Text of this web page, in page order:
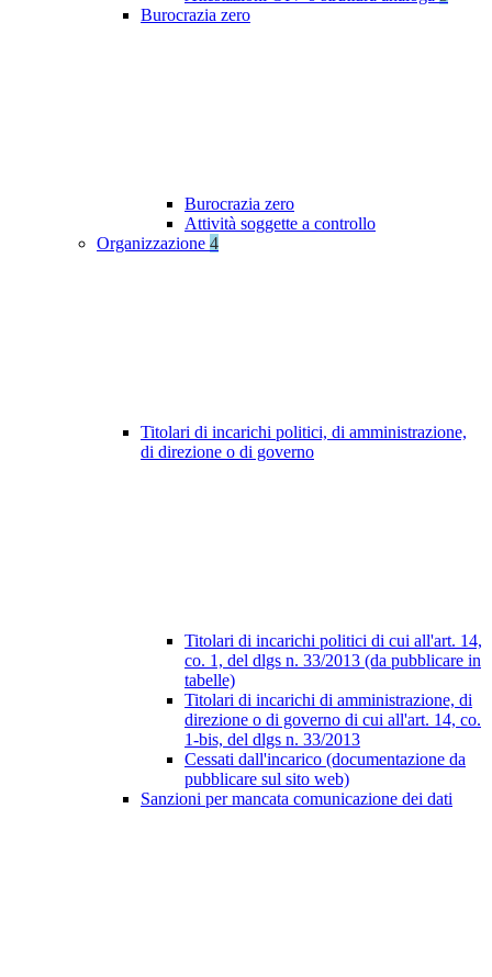
Burocrazia zero
Burocrazia zero
Attività soggette a controllo
Organizzazione 4
Titolari di incarichi politici, di amministrazione,
di direzione o di governo
Titolari di incarichi politici di cui all'art. 14,
co. 1, del dlgs n. 33/2013 (da pubblicare in
tabelle)
Titolari di incarichi di amministrazione, di
direzione o di governo di cui all'art. 14, co.
1-bis, del dlgs n. 33/2013
Cessati dall'incarico (documentazione da
pubblicare sul sito web)
Sanzioni per mancata comunicazione dei dati